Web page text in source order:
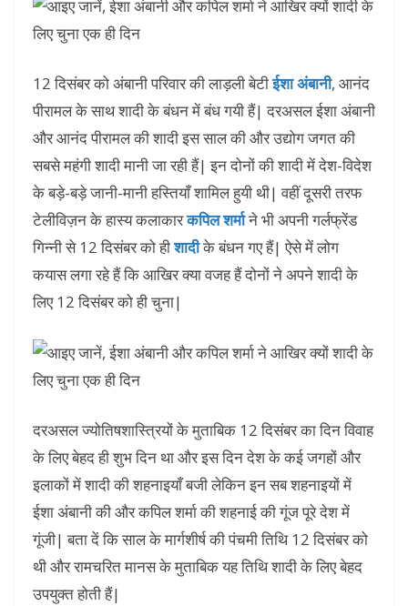
12 दिसंबर को अंबानी परिवार की लाड़ली बेटीईशा अंबानी, आनंद
पीरामल के साथ शादी के बंधन में बंध गयी हैं| दरअसल ईशा अंबानी
और आनंद पीरामल की शादी इस साल की और उद्योग जगत की
सबसे महंगी शादी मानी जा रही हैं| इन दोनों की शादी में देश-विदेश
के बड़े-बड़े जानी-मानी हस्तियाँ शामिल हुयी थी| वहीं दूसरी तरफ
टेलीविज़न के हास्य कलाकारकपिल शर्माने भी अपनी गर्लफ्रेंड
गिन्नी से 12 दिसंबर को हीशादीके बंधन गए हैं| ऐसे में लोग
कयास लगा रहे हैं कि आखिर क्या वजह हैं दोनों ने अपने शादी के
लिए 12 दिसंबर को ही चुना|
दरअसल ज्योतिषशास्त्रियों के मुताबिक 12 दिसंबर का दिन विवाह
के लिए बेहद ही शुभ दिन था और इस दिन देश के कई जगहों और
इलाकों में शादी की शहनाइयाँ बजी लेकिन इन सब शहनाइयों में
ईशा अंबानी की और कपिल शर्मा की शहनाई की गूंज पूरे देश में
गूंजी| बता दें कि साल के मार्गशीर्ष की पंचमी तिथि 12 दिसंबर को
थी और रामचरित मानस के मुताबिक यह तिथि शादी के लिए बेहद
उपयुक्त होती हैं|